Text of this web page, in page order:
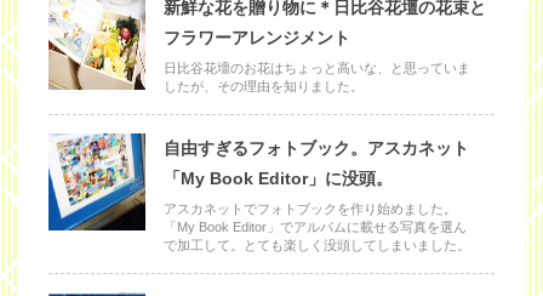
新鮮な花を贈り物に＊日比谷花壇の花束と
フラワーアレンジメント
日比谷花壇のお花はちょっと高いな、と思っていま
したが、その理由を知りました。
自由すぎるフォトブック。アスカネット
「My Book Editor」に没頭。
アスカネットでフォトブックを作り始めました。
「My Book Editor」でアルバムに載せる写真を選ん
で加工して。とても楽しく没頭してしまいました。